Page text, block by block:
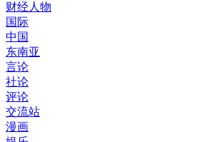
财经人物
国际
中国
东南亚
言论
社论
评论
交流站
漫画